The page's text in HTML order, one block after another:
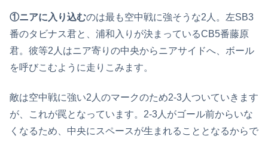
①ニアに入り込むのは最も空中戦に強そうな2人。左SB3
番のタビナス君と、浦和入りが決まっているCB5番藤原
君。彼等2人はニア寄りの中央からニアサイドへ、ボール
を呼びこむように走りこみます。
敵は空中戦に強い2人のマークのため2-3人ついていきます
が、これが罠となっています。2-3人がゴール前からいな
くなるため、中央にスペースが生まれることとなるからで